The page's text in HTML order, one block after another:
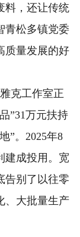
料，还让传统
青松多镇党委
质量发展的好
克工作室正
”31万元扶持
”。2025年8
建成投用。宽
告别了以往零
、大批量生产